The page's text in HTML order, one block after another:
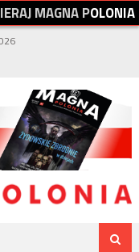
IERAJMAGNAPOLONIA